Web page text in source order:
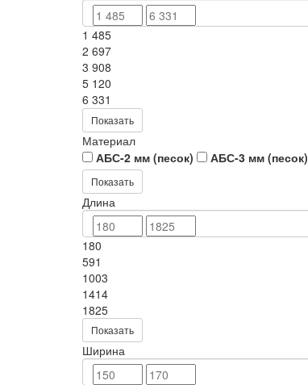
1 485
2 697
3 908
5 120
6 331
Показать
Материал
АБС-2 мм (песок)
АБС-3 мм (песок)
Показать
Длина
180
591
1003
1414
1825
Показать
Ширина